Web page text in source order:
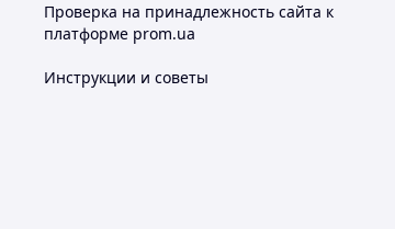
Проверка на принадлежность сайта к
платформе prom.ua
Инструкции и советы